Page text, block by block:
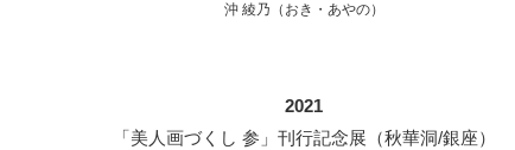
沖 綾乃（おき・あやの）
2021
「美人画づくし 参」刊行記念展（秋華洞/銀座）